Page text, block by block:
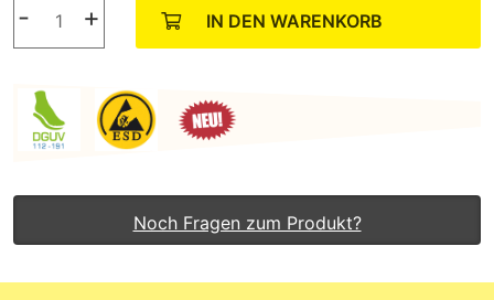
- + IN DEN WARENKORB
Noch Fragen zum Produkt?